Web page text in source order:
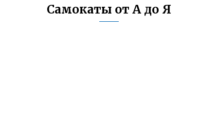
Самокаты от А до Я